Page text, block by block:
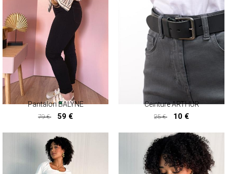
Pantalon BALYNE
79 €
59 €
Ceinture ARTHUR
25 €
10 €